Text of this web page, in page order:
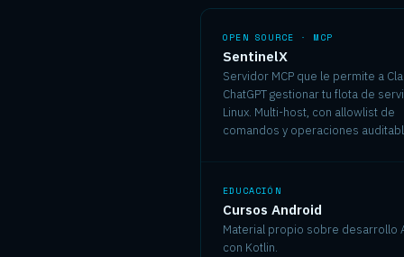
OPEN SOURCE · MCP
SentinelX
Servidor MCP que le permite a
ChatGPT gestionar tu flota de
Linux. Multi-host, con allowlist de
comandos y operaciones
EDUCACIÓN
Cursos Android
Material propio sobre desarrollo
con Kotlin.